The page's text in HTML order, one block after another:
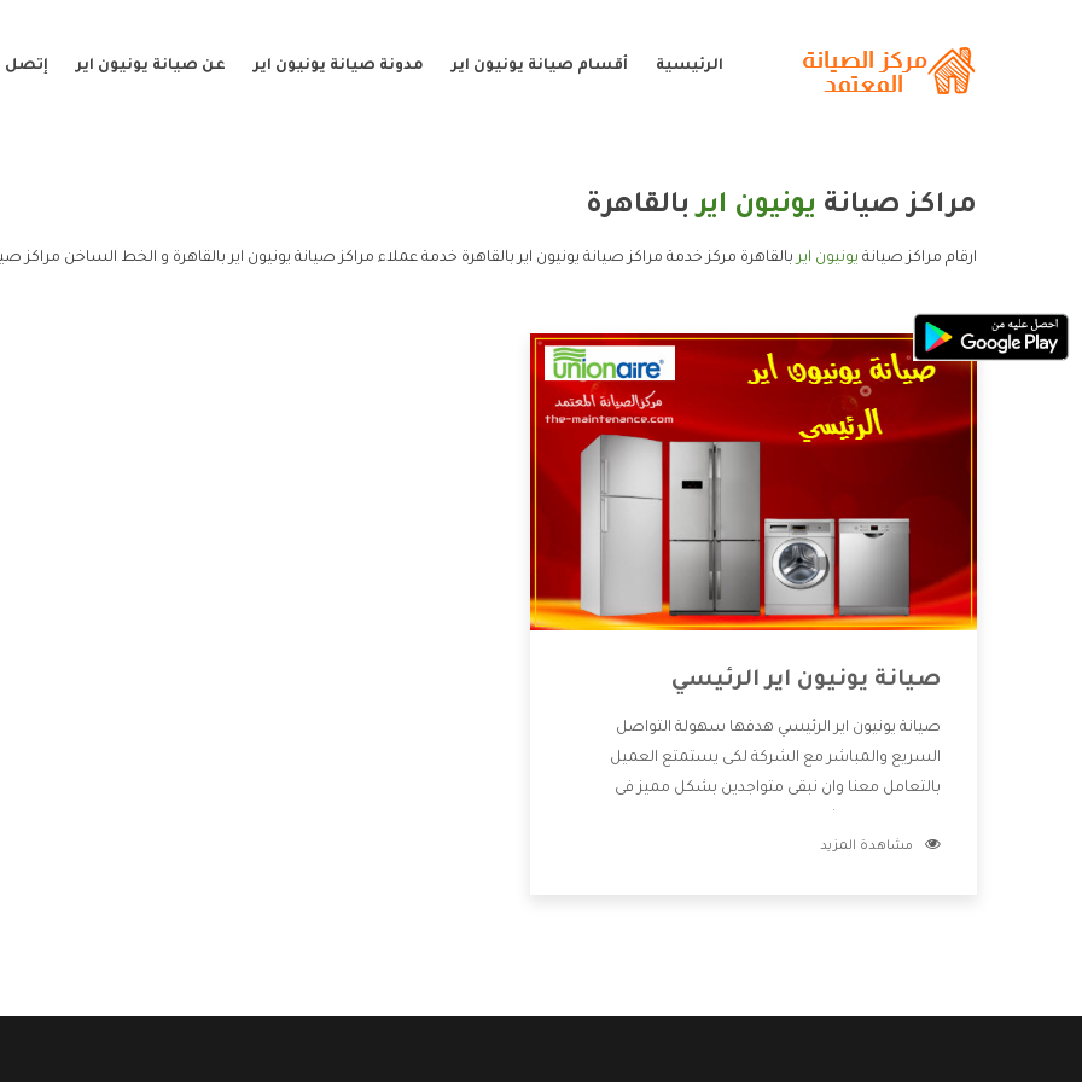
الرئيسية أقسام صيانة يونيون اير مدونة صيانة يونيون اير عن صيانة يونيون اير إتصل
مراكز صيانة يونيون ايربالقاهرة
ارقام مراكز صيانة يونيون ايربالقاهرة مركز خدمة مراكز صيانة يونيون اير بالقاهرة خدمة عملاء مراكز صيانة يونيون اير بالقاهرة و الخط الساخن مراكز
صيانة يونيون اير الرئيسي
صيانة يونيون اير الرئيسي هدفها سهولة التواصل
السريع والمباشر مع الشركة لكى يستمتع العميل
بالتعامل معنا وان نبقى متواجدين بشكل مميز فى
للعميل وان يستمتع بالخدمات التى تنفرد الشركة بها
مشاهدة المزيد